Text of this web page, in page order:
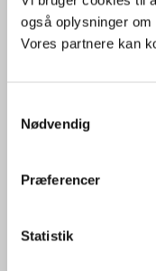
også oplysninger
Vores partnere kan
Nødvendig
Præferencer
Statistik